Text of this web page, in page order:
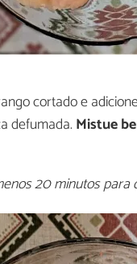
cortado e
defumada. Mistue
20 minutos para